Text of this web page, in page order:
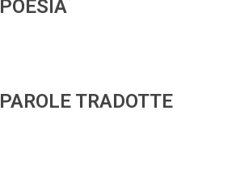
POESIA
PAROLE TRADOTTE